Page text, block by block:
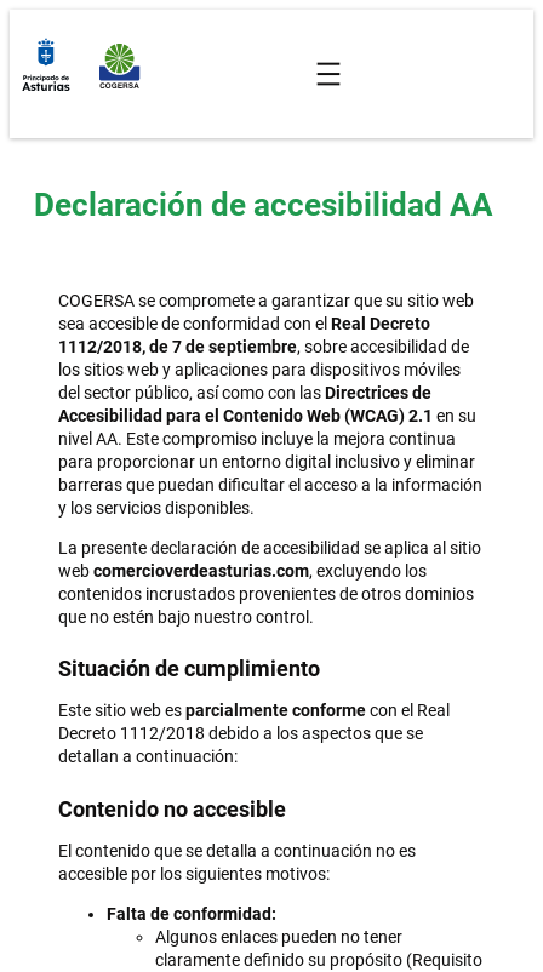
contenido
Declaración de accesibilidad AA
COGERSA se compromete a garantizar que su sitio web
sea accesible de conformidad con elReal Decreto
1112/2018, de 7 de septiembre, sobre accesibilidad de
los sitios web y aplicaciones para dispositivos móviles
del sector público, así como con lasDirectrices de
Accesibilidad para el Contenido Web (WCAG) 2.1 en su
nivel AA. Este compromiso incluye la mejora continua
para proporcionar un entorno digital inclusivo y eliminar
barreras que puedan dificultar el acceso a la información
y los servicios disponibles.
La presente declaración de accesibilidad se aplica al sitio
webcomercioverdeasturias.com, excluyendo los
contenidos incrustados provenientes de otros dominios
que no estén bajo nuestro control.
Situación de cumplimiento
Este sitio web esparcialmente conformecon el Real
Decreto 1112/2018 debido a los aspectos que se
detallan a continuación:
Contenido no accesible
El contenido que se detalla a continuación no es
accesible por los siguientes motivos:
Falta de conformidad:
Algunos enlaces pueden no tener
claramente definido su propósito (Requisito